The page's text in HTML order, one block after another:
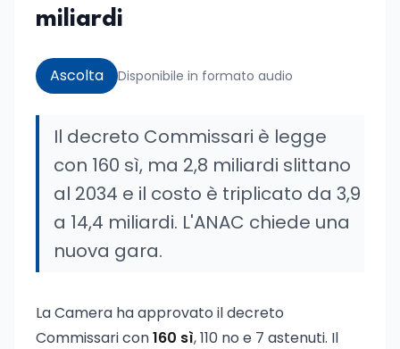
miliardi
Ascolta Disponibile in formato audio
Il decreto Commissari è legge
con 160 sì, ma 2,8 miliardi slittano
al 2034 e il costo è triplicato da 3,9
a 14,4 miliardi. L'ANAC chiede una
nuova gara.
La Camera ha approvato il decreto
Commissari con160 sì, 110 no e 7 astenuti. Il